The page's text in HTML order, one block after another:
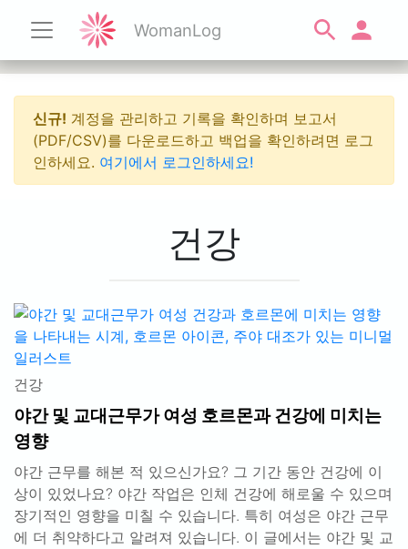
WomanLog
신규! 계정을 관리하고 기록을 확인하며 보고서
(PDF/CSV)를 다운로드하고 백업을 확인하려면 로그
인하세요. 여기에서 로그인하세요!
건강
건강
야간 및 교대근무가 여성 호르몬과 건강에 미치는
영향
야간 근무를 해본 적 있으신가요? 그 기간 동안 건강에 이
상이 있었나요? 야간 작업은 인체 건강에 해로울 수 있으며
장기적인 영향을 미칠 수 있습니다. 특히 여성은 야간 근무
에 더 취약하다고 알려져 있습니다. 이 글에서는 야간 및 교